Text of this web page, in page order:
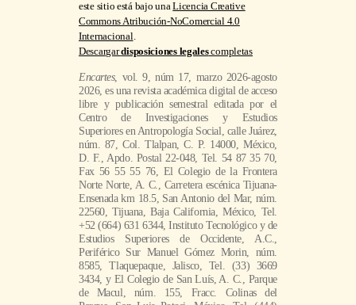
este sitio está bajo unaLicencia Creative
Commons Atribución-NoComercial 4.0
Internacional.
Descargardisposiciones legalescompletas
Encartes, vol. 9, núm 17, marzo 2026-agosto
2026, es una revista académica digital de acceso
libre y publicación semestral editada por el
Centro de Investigaciones y Estudios
Superiores en Antropología Social, calle Juárez,
núm. 87, Col. Tlalpan, C. P. 14000, México,
D. F., Apdo. Postal 22-048, Tel. 54 87 35 70,
Fax 56 55 55 76, El Colegio de la Frontera
Norte Norte, A. C., Carretera escénica Tijuana-
Ensenada km 18.5, San Antonio del Mar, núm.
22560, Tijuana, Baja California, México, Tel.
+52 (664) 631 6344, Instituto Tecnológico y de
Estudios Superiores de Occidente, A.C.,
Periférico Sur Manuel Gómez Morin, núm.
8585, Tlaquepaque, Jalisco, Tel. (33) 3669
3434, y El Colegio de San Luís, A. C., Parque
de Macul, núm. 155, Fracc. Colinas del